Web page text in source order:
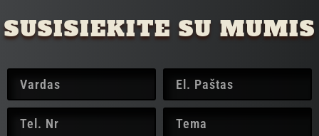
SUSISIEKITE SU MUMIS